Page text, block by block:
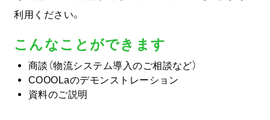
COOOLa WES
予測・最適化ソリューション
コラム
利用ください。
こんなことができます
商談（物流システム導入のご相談など）
COOOLaのデモンストレーション
資料のご説明